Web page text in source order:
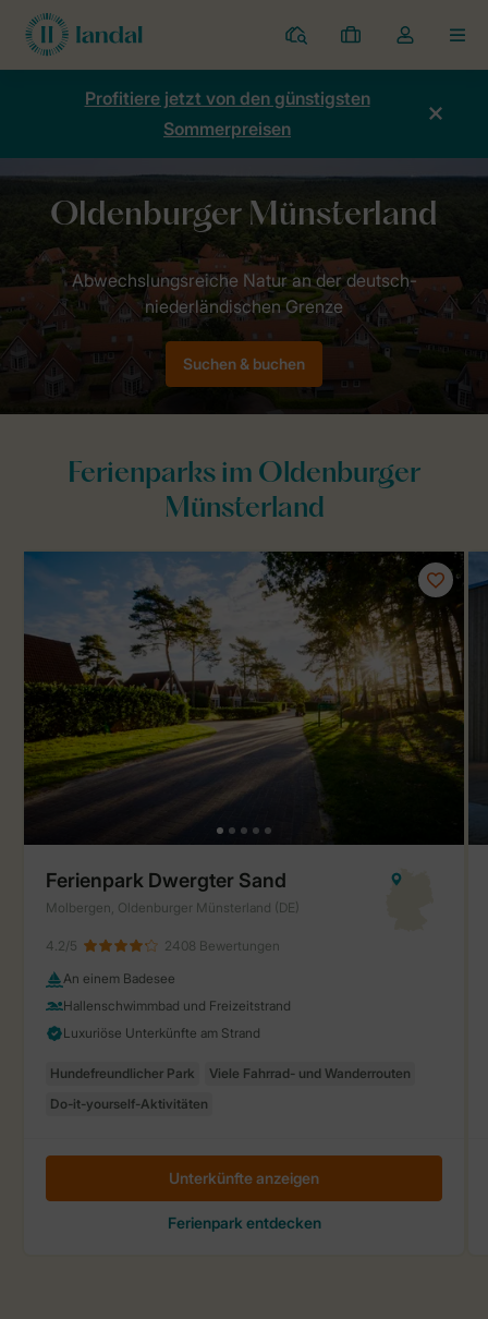
Ferienparks
Meine
Buchungen
Dropdown-
Menü
Kontos
Profitiere jetzt von den günstigsten
Sommerpreisen
Home Länder Deutschland Oldenburger Münsterland
Suchen & buchen